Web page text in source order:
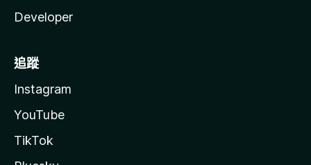
Developer
追蹤
Instagram
YouTube
TikTok